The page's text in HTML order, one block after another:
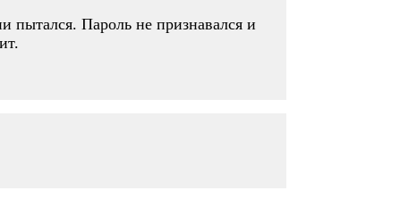
пытался. Пароль не признавался и